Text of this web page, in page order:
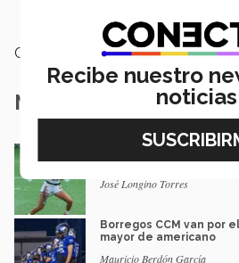
Categoría:
Notas Relacionadas
México va por pase
flag football en
José Longino Torres
Borregos CCM van por
mayor de americano
Mauricio Berdón García
Recibe nuestro